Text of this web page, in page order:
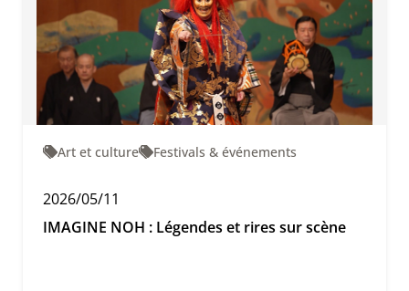
Art et culture Festivals & événements
2026/05/11
IMAGINE NOH : Légendes et rires sur scène